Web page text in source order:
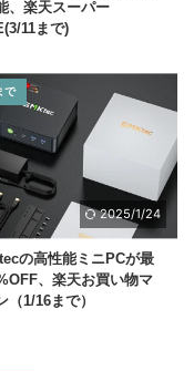
、楽天スーパー
11まで)
で
2025/1/24
の高性能ミニPCが最
、楽天お買い物マ
（1/16まで）